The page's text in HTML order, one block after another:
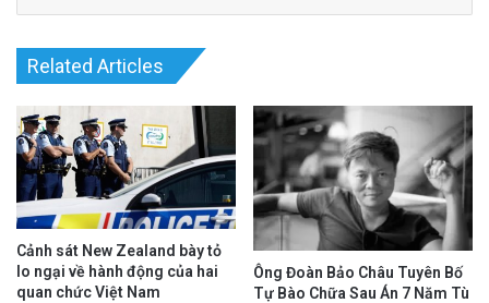
Tác động tăng trưởng GDP năm 2025
advertisement
Related Articles
Cảnh sát New Zealand bày tỏ
lo ngại về hành động của hai
quan chức Việt Nam
Ông Đoàn Bảo Châu Tuyên Bố
Tự Bào Chữa Sau Án 7 Năm Tù